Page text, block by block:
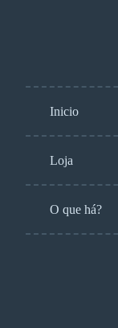
Inicio
Loja
O que há?